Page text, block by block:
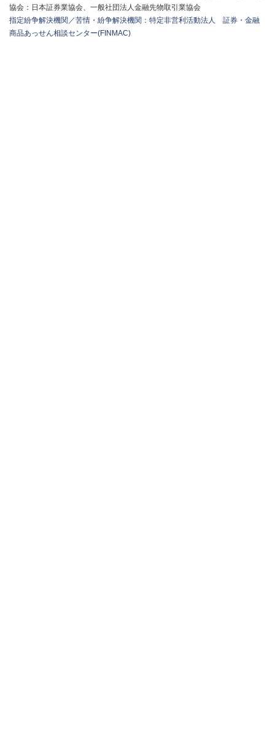
協会：日本証券業協会、一般社団法人金融先物取引業協会
指定紛争解決機関／苦情・紛争解決機関：特定非営利活動法人 証券・金融
商品あっせん相談センター(FINMAC)